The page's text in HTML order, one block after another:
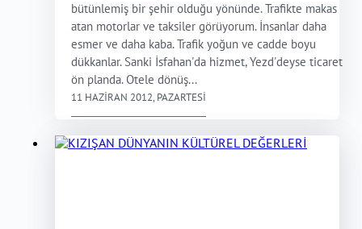
bütünlemiş bir şehir olduğu yönünde. Trafikte makas
atan motorlar ve taksiler görüyorum. İnsanlar daha
esmer ve daha kaba. Trafik yoğun ve cadde boyu
dükkanlar. Sanki İsfahan'da hizmet, Yezd'deyse ticaret
ön planda. Otele dönüş...
11 HAZIRAN 2012, PAZARTESI